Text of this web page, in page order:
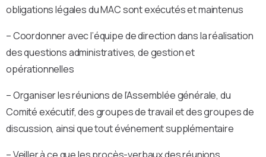
obligations légales du MAC sont exécutés et maintenus
– Coordonner avec l’équipe de direction dans la réalisation
des questions administratives, de gestion et
opérationnelles
– Organiser les réunions de l’Assemblée générale, du
Comité exécutif, des groupes de travail et des groupes de
discussion, ainsi que tout événement supplémentaire
– Veiller à ce que les procès-verbaux des réunions